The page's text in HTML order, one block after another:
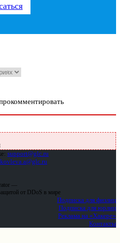
support@glc.ru
—
от DDoS в мире
Подписка для физлиц
Подписка для юрлиц
Реклама на «Хакере»
Контакты